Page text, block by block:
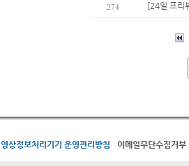
274 [24일 프리
영상정보처리기기 운영관리방침 이메일무단수집거부